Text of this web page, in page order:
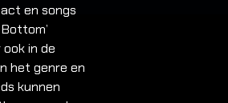
en songs
Bottom’
in de
het genre en
kunnen